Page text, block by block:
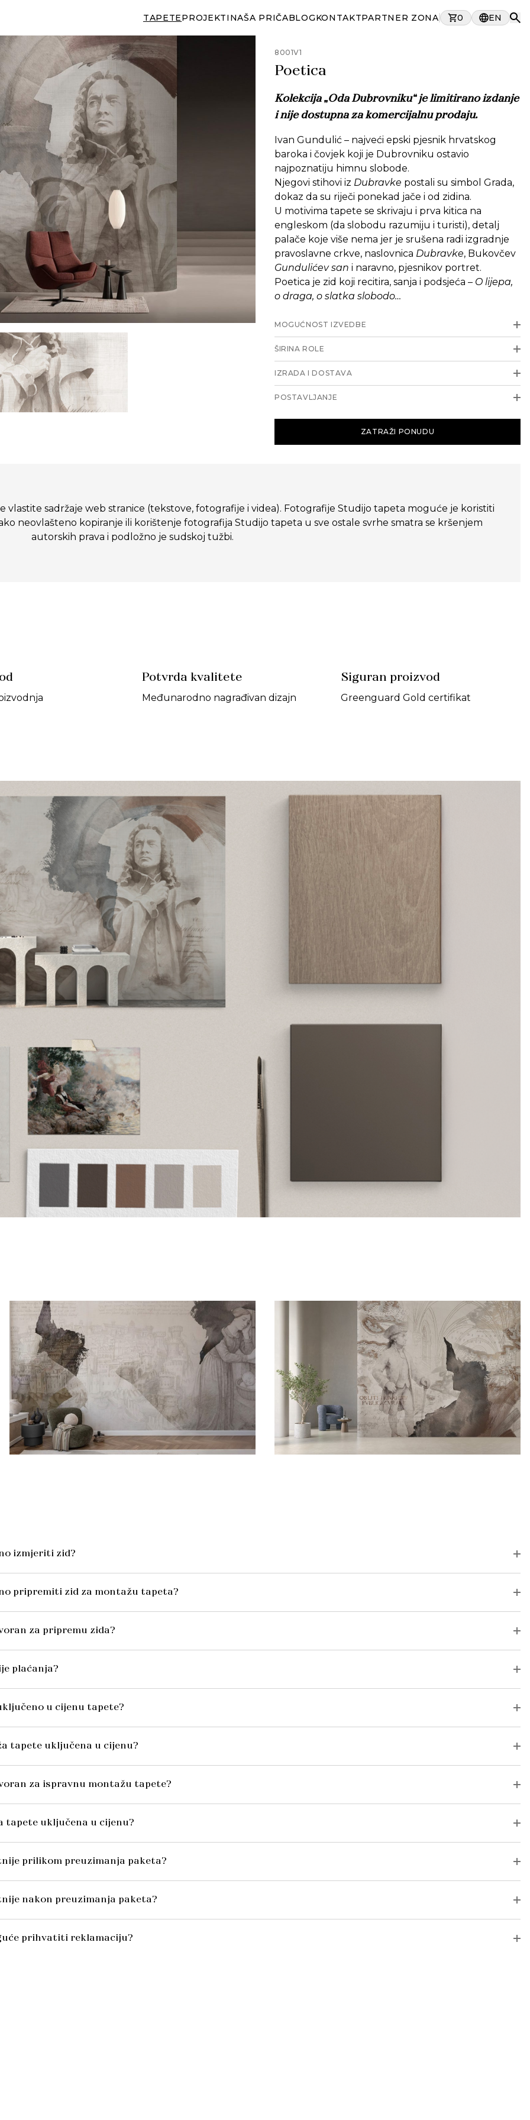
TAPETEPROJEKTINAŠA PRIČABLOGKONTAKTPARTNER ZONA 0 EN
8001V1
Poetica
Kolekcija „Oda Dubrovniku“ je limitirano izdanje
i nije dostupna za komercijalnu prodaju.
Ivan Gundulić – najveći epski pjesnik hrvatskog
baroka i čovjek koji je Dubrovniku ostavio
najpoznatiju himnu slobode.
Njegovi stihovi iz Dubravke postali su simbol Grada,
dokaz da su riječi ponekad jače i od zidina.
U motivima tapete se skrivaju i prva kitica na
engleskom (da slobodu razumiju i turisti), detalj
palače koje više nema jer je srušena radi izgradnje
pravoslavne crkve, naslovnica Dubravke, Bukovčev
Gundulićev san i naravno, pjesnikov portret.
Poetica je zid koji recitira, sanja i podsjeća – O lijepa,
o draga, o slatka slobodo…
MOGUĆNOST IZVEDBE
ŠIRINA ROLE
IZRADA I DOSTAVA
POSTAVLJANJE
ZATRAŽI PONUDU
vlastite sadržaje web stranice (tekstove, fotografije i videa). Fotografije Studijo tapeta moguće je koristiti
neovlašteno kopiranje ili korištenje fotografija Studijo tapeta u sve ostale svrhe smatra se kršenjem
autorskih prava i podložno je sudskoj tužbi.
Potvrda kvalitete
Međunarodno nagrađivan dizajn
Siguran proizvod
Greenguard Gold certifikat
izmjeriti zid?
pripremiti zid za montažu tapeta?
za pripremu zida?
plaćanja?
u cijenu tapete?
tapete uključena u cijenu?
za ispravnu montažu tapete?
tapete uključena u cijenu?
prilikom preuzimanja paketa?
nakon preuzimanja paketa?
prihvatiti reklamaciju?